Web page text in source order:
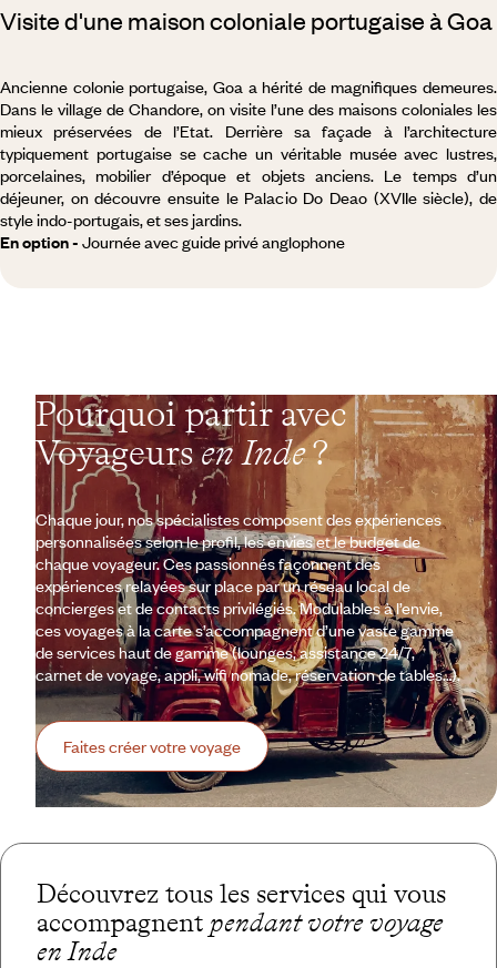
Visite d'une maison coloniale portugaise à Goa
Ancienne colonie portugaise, Goa a hérité de magnifiques demeures.
Dans le village de Chandore, on visite l’une des maisons coloniales les
mieux préservées de l’Etat. Derrière sa façade à l’architecture
typiquement portugaise se cache un véritable musée avec lustres,
porcelaines, mobilier d’époque et objets anciens. Le temps d’un
déjeuner, on découvre ensuite le Palacio Do Deao (XVIIe siècle), de
style indo-portugais, et ses jardins.
En option - Journée avec guide privé anglophone
Pourquoi partir avec
Voyageursen Inde?
Chaque jour, nos spécialistes composent des expériences
personnalisées selon le profil, les envies et le budget de
chaque voyageur. Ces passionnés façonnent des
expériences relayées sur place par un réseau local de
concierges et de contacts privilégiés. Modulables à l’envie,
ces voyages à la carte s’accompagnent d’une vaste gamme
de services haut de gamme (lounges, assistance 24/7,
carnet de voyage, appli, wifi nomade, réservation de tables…).
Faites créer votre voyage
Découvrez tous les services qui vous
accompagnent pendant votre voyage
en Inde